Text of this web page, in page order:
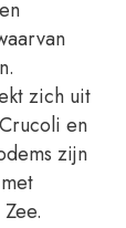
zich uit
en
zijn